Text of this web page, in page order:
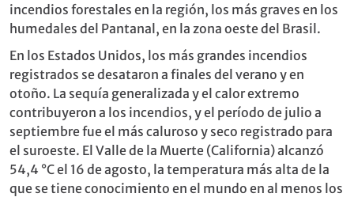
incendios forestales en la región, los más graves en los
humedales del Pantanal, en la zona oeste del Brasil.
En los Estados Unidos, los más grandes incendios
registrados se desataron a finales del verano y en
otoño. La sequía generalizada y el calor extremo
contribuyeron a los incendios, y el período de julio a
septiembre fue el más caluroso y seco registrado para
el suroeste. El Valle de la Muerte (California) alcanzó
54,4 °C el 16 de agosto, la temperatura más alta de la
que se tiene conocimiento en el mundo en al menos los